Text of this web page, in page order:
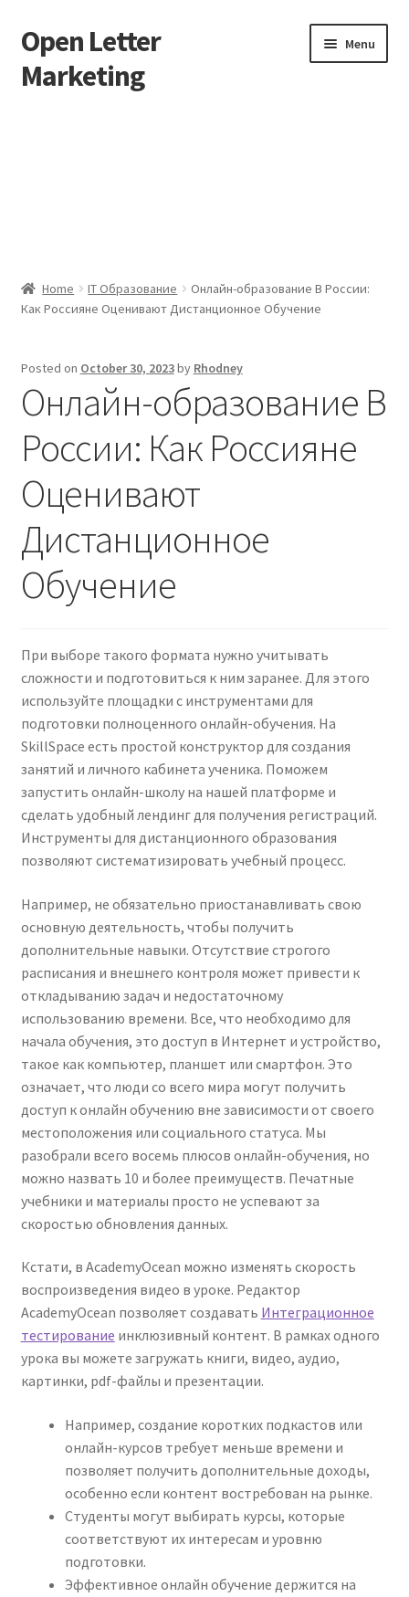
Skip
to
navigation
Skip
to
content
Open Letter
Marketing
Menu
Cart
collectingkeys
Contact Us
Create Account
Direct mail for roofers
End user license agreement
Free Coaching Call
Get Free Samples
Get Started
Join Affiliate Program
Kayla Test Page
My account
Podcasts
Privacy Policy
Real Estate Agent
Real Estate Postcards
Reset Password
Returned Mail Scanner
Reviews
Services
Shop
Templates
Terms of Service
Home IT Образование
Онлайн-образование В России:
Как Россияне Оценивают Дистанционное Обучение
Posted on October 30, 2023by Rhodney
Онлайн-образование В
России: Как Россияне
Оценивают
Дистанционное
Обучение
При выборе такого формата нужно учитывать
сложности и подготовиться к ним заранее. Для этого
используйте площадки с инструментами для
подготовки полноценного онлайн-обучения. На
SkillSpace есть простой конструктор для создания
занятий и личного кабинета ученика. Поможем
запустить онлайн-школу на нашей платформе и
сделать удобный лендинг для получения регистраций.
Инструменты для дистанционного образования
позволяют систематизировать учебный процесс.
Например, не обязательно приостанавливать свою
основную деятельность, чтобы получить
дополнительные навыки. Отсутствие строгого
расписания и внешнего контроля может привести к
откладыванию задач и недостаточному
использованию времени. Все, что необходимо для
начала обучения, это доступ в Интернет и устройство,
такое как компьютер, планшет или смартфон. Это
означает, что люди со всего мира могут получить
доступ к онлайн обучению вне зависимости от своего
местоположения или социального статуса. Мы
разобрали всего восемь плюсов онлайн-обучения, но
можно назвать 10 и более преимуществ. Печатные
учебники и материалы просто не успевают за
скоростью обновления данных.
Кстати, в AcademyOcean можно изменять скорость
воспроизведения видео в уроке. Редактор
AcademyOcean позволяет создавать Интеграционное
тестирование инклюзивный контент. В рамках одного
урока вы можете загружать книги, видео, аудио,
картинки, pdf-файлы и презентации.
Например, создание коротких подкастов или
онлайн-курсов требует меньше времени и
позволяет получить дополнительные доходы,
особенно если контент востребован на рынке.
Студенты могут выбирать курсы, которые
соответствуют их интересам и уровню
подготовки.
Эффективное онлайн обучение держится на